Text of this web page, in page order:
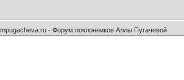
- Форум поклонников Аллы Пугачевой